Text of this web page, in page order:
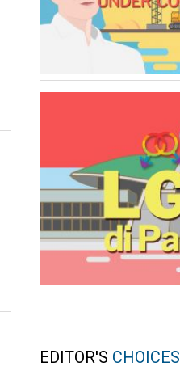
EDITOR'S CHOICES